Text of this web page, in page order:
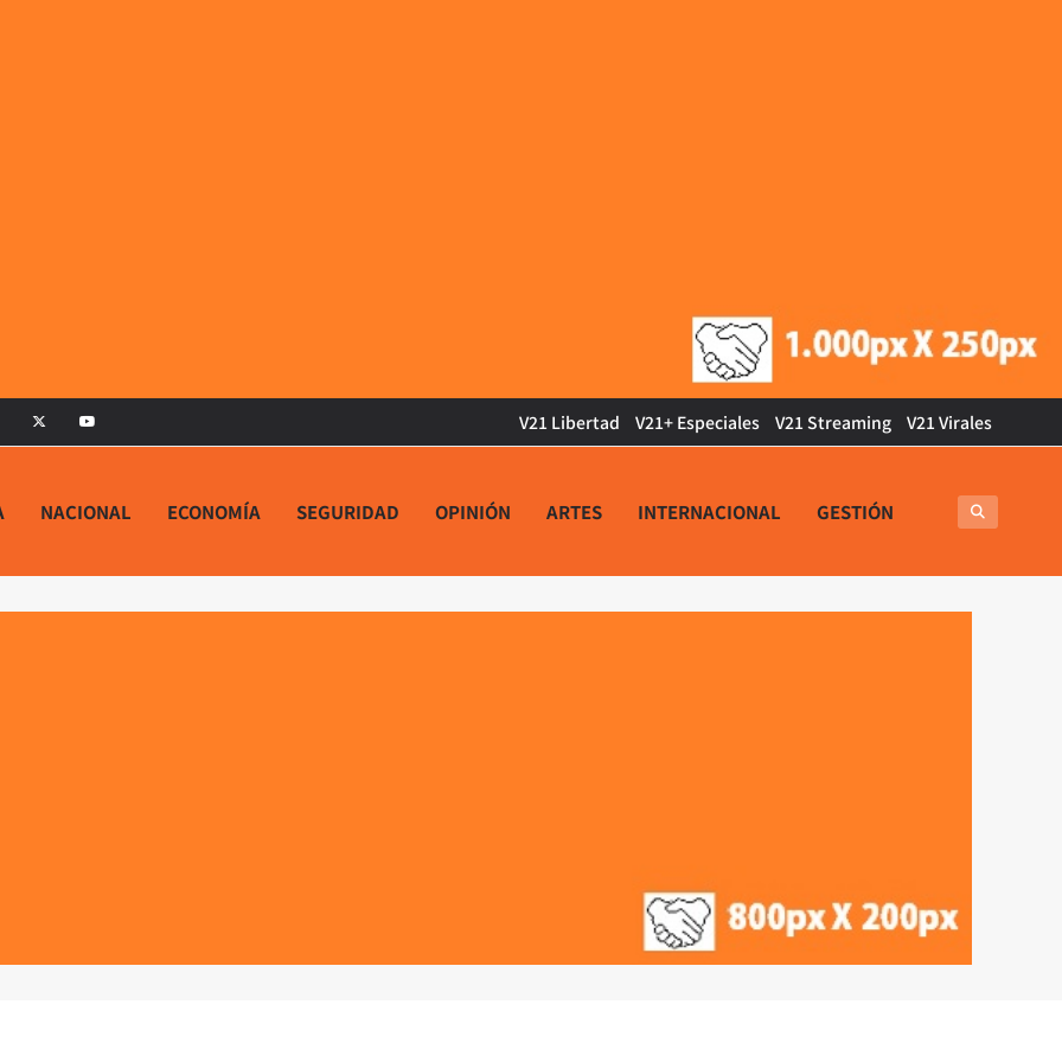
V21 Libertad V21+ Especiales V21 Streaming V21 Virales
NACIONAL ECONOMÍA SEGURIDAD OPINIÓN ARTES INTERNACIONAL GESTIÓN